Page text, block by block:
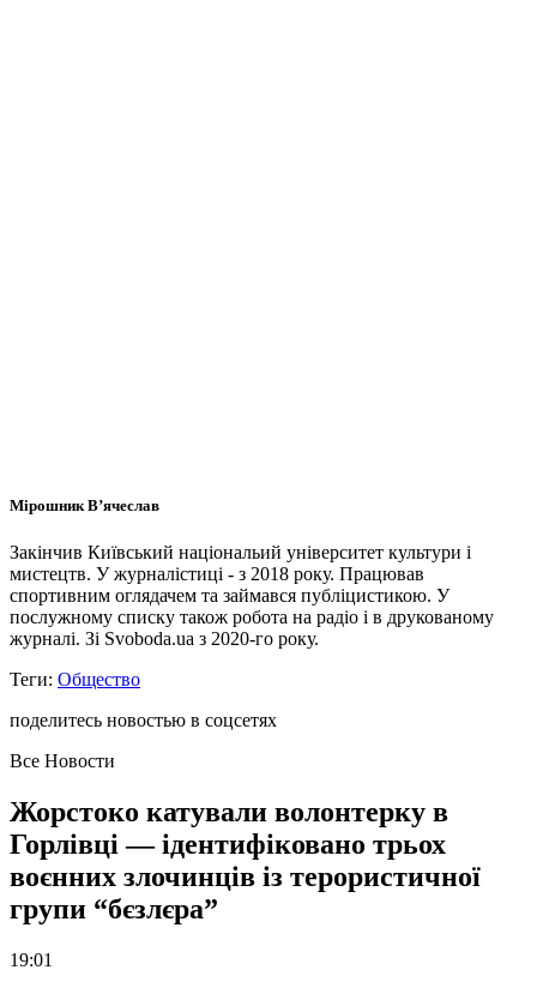
Мірошник В’ячеслав
Закінчив Київський національий університет культури і
мистецтв. У журналістиці - з 2018 року. Працював
спортивним оглядачем та займався публіцистикою. У
послужному списку також робота на радіо і в друкованому
журналі. Зі Svoboda.ua з 2020-го року.
Теги: Общество
поделитесь новостью в соцсетях
Все Новости
Жорстоко катували волонтерку в
Горлівці — ідентифіковано трьох
воєнних злочинців із терористичної
групи “бєзлєра”
19:01